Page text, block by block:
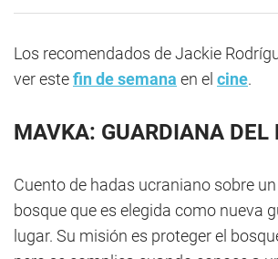
Los recomendados de Jackie
ver estefin de semana en el cine.
MAVKA: GUARDIANA DEL
Cuento de hadas ucraniano sobre
bosque que es elegida como nueva
lugar. Su misión es proteger el